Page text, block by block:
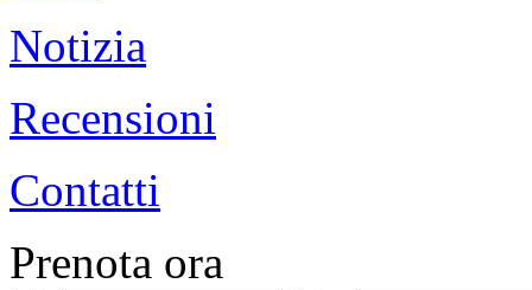
Notizia
Recensioni
Contatti
Prenota ora